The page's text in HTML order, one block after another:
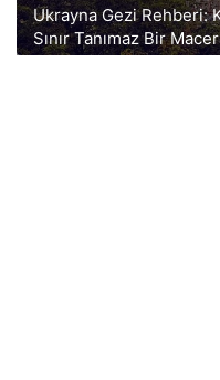
Ukrayna Gezi Rehberi:
Sınır Tanımaz Bir